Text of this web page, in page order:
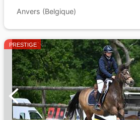
Anvers (Belgique)
PRESTIGE